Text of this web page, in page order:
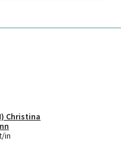
Christina
in